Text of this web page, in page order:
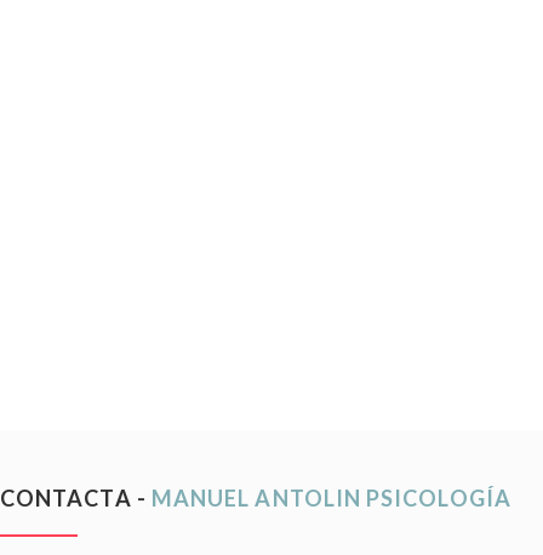
CONTACTA - MANUEL ANTOLIN PSICOLOGÍA